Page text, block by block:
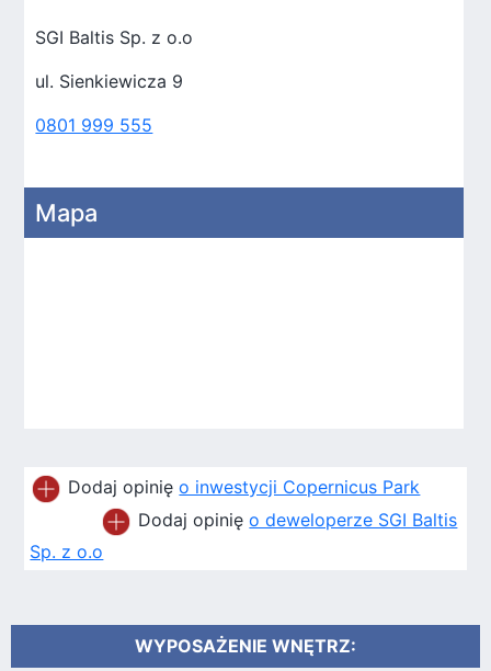
SGI Baltis Sp. z o.o
ul. Sienkiewicza 9
0801 999 555
Mapa
Dodaj opinięo inwestycji Copernicus Park
Dodaj opinięo deweloperze SGI Baltis
Sp. z o.o
WYPOSAŻENIE WNĘTRZ: